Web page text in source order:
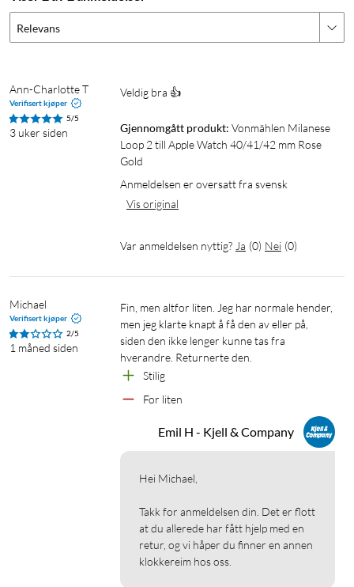
Relevans
Ann-Charlotte T
Verifisert kjøper
5/5
3 uker siden
Veldig bra 👍
Gjennomgått produkt: Vonmählen Milanese
Loop 2 till Apple Watch 40/41/42 mm Rose
Gold
Anmeldelsen er oversatt fra svensk
Vis original
Var anmeldelsen nyttig? Ja (0) Nei (0)
Michael
Verifisert kjøper
2/5
1 måned siden
Fin, men altfor liten. Jeg har normale hender,
men jeg klarte knapt å få den av eller på,
siden den ikke lenger kunne tas fra
hverandre. Returnerte den.
Stilig
For liten
Emil H - Kjell & Company
Hei Michael,
Takk for anmeldelsen din. Det er flott
at du allerede har fått hjelp med en
retur, og vi håper du finner en annen
klokkereim hos oss.